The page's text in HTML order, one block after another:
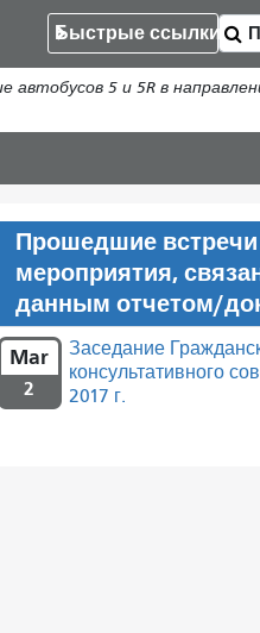
Быстрые ссылки
5 и 5R в
Прошедшие встречи
мероприятия,
данным отчетом/
Mar
2
Заседание
консультативного
2017 г.